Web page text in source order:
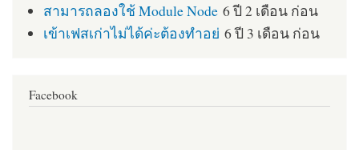
สามารถลองใช้ Module Node 6 ปี 2 เดือน ก่อน
เข้าเฟสเก่าไม่ได้ค่ะต้องทำอย่ 6 ปี 3 เดือน ก่อน
Facebook